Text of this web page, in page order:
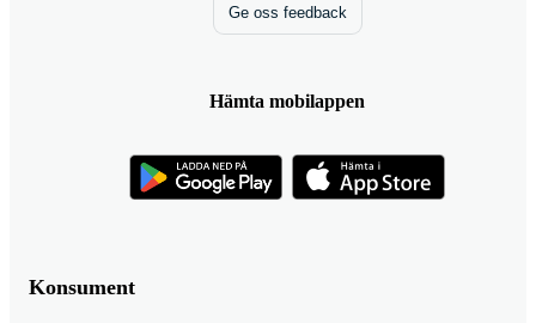
Konsument
Ge oss feedback
Hämta mobilappen